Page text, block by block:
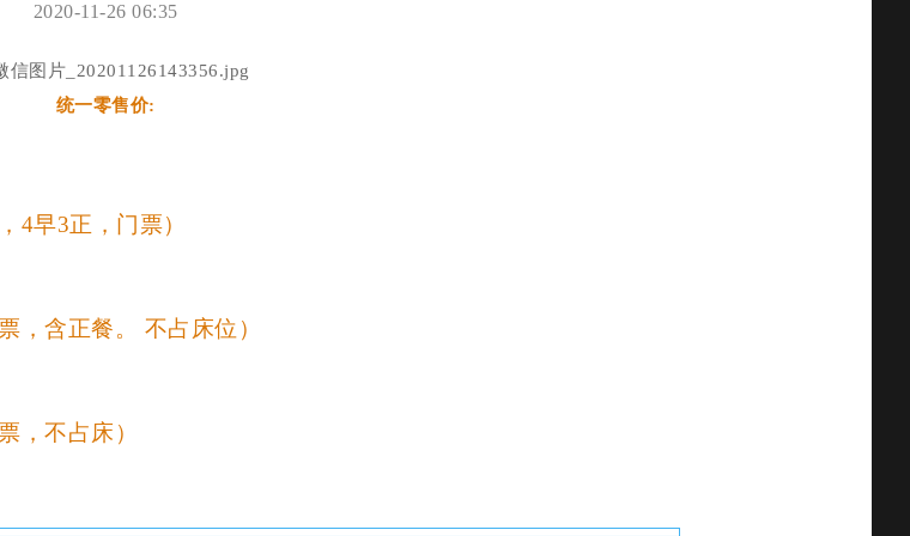
2020-11-26 06:35
统一零售价:
4早3正，门票）
，含正餐。 不占床位）
，不占床）